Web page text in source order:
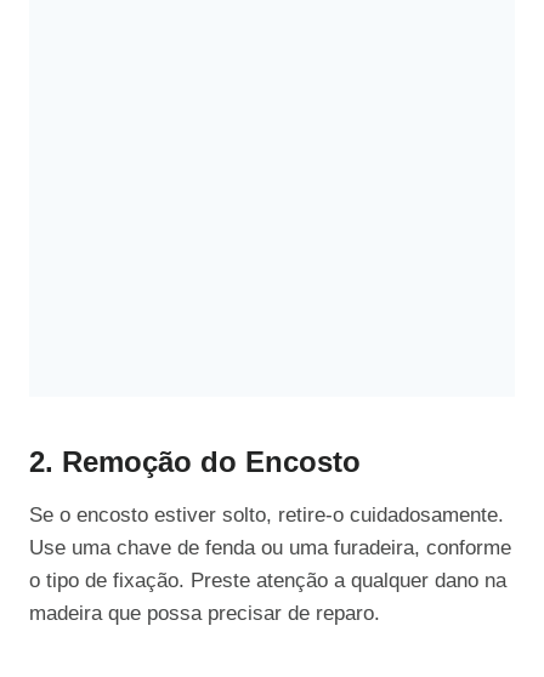
2. Remoção do Encosto
Se o encosto estiver solto, retire-o cuidadosamente.
Use uma chave de fenda ou uma furadeira, conforme
o tipo de fixação. Preste atenção a qualquer dano na
madeira que possa precisar de reparo.